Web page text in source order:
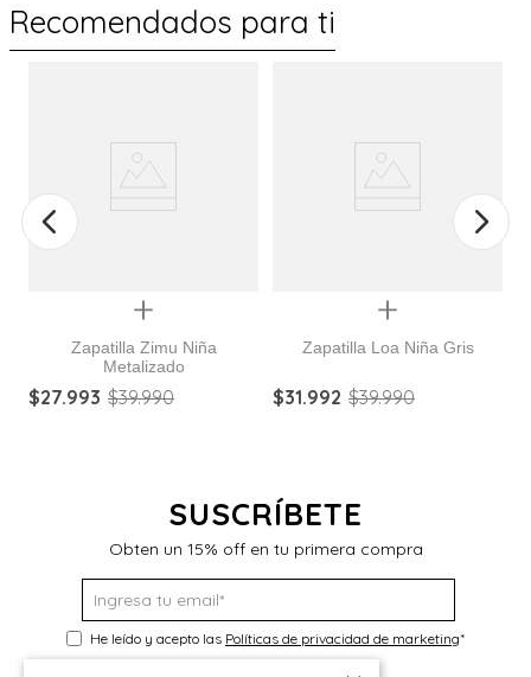
Recomendados para ti
Quickview
Zapatilla Zimu Niña
Metalizado
$27.993 $39.990
Quickview
Zapatilla Loa Niña Gris
$31.992 $39.990
SUSCRÍBETE
Obten un 15% off en tu primera compra
He leído y acepto las Políticas de privacidad de marketing*